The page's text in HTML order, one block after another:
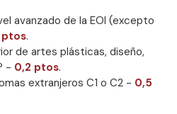
avanzado de la EOI (excepto
.
de artes plásticas, diseño,
- 0,2 ptos.
extranjeros C1 o C2 - 0,5